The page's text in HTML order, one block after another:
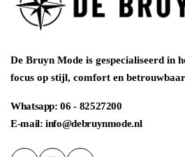
De Bruyn Mode is gespecialiseerd in
focus op stijl, comfort en
Whatsapp: 06 - 82527200
E-mail: info@debruynmode.nl